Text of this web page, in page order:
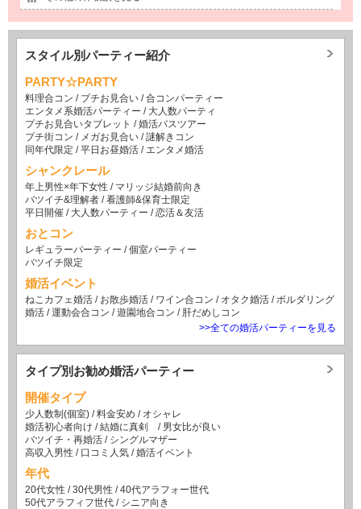
スタイル別パーティー紹介
PARTY☆PARTY
料理合コン / プチお見合い /合コンパーティー
エンタメ系婚活パーティー / 大人数パーティ
プチお見合いタブレット /婚活バスツアー
プチ街コン / メガお見合い /謎解きコン
同年代限定 /平日お昼婚活 / エンタメ婚活
シャンクレール
年上男性×年下女性 / マリッジ結婚前向き
バツイチ&理解者 /看護師&保育士限定
平日開催 / 大人数パーティー /恋活＆友活
おとコン
レギュラーパーティー /個室パーティー
バツイチ限定
婚活イベント
ねこカフェ婚活 / お散歩婚活 / ワイン合コン / オタク婚活 / ボルダリング
婚活 /運動会合コン /遊園地合コン / 肝だめしコン
>>全ての婚活パーティーを見る
タイプ別お勧め婚活パーティー
開催タイプ
少人数制(個室) /料金安め / オシャレ
婚活初心者向け /結婚に真剣 / 男女比が良い
バツイチ・再婚活 / シングルマザー
高収入男性 / 口コミ人気 /婚活イベント
年代
20代女性 /30代男性 /40代アラフォー世代
50代アラフィフ世代 / シニア向き